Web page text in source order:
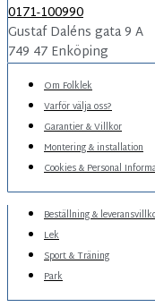
0171-100990
Gustaf Daléns gata 9 A
749 47 Enköping
Om Folklek
Varför välja oss?
Garantier & Villkor
Montering & installation
Cookies & Personal
Beställning &
Lek
Sport & Träning
Park